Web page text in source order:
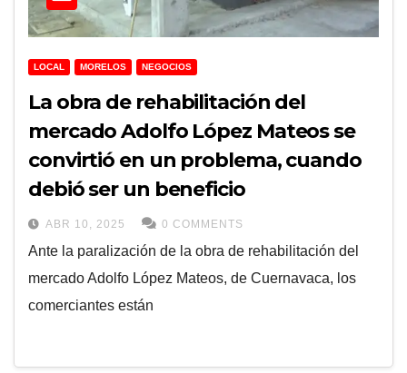
LOCAL MORELOS NEGOCIOS
La obra de rehabilitación del
mercado Adolfo López Mateos se
convirtió en un problema, cuando
debió ser un beneficio
ABR 10, 2025 0 COMMENTS
Ante la paralización de la obra de rehabilitación del
mercado Adolfo López Mateos, de Cuernavaca, los
comerciantes están